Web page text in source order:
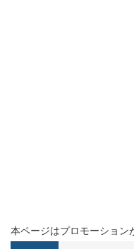
本ページはプロモーション